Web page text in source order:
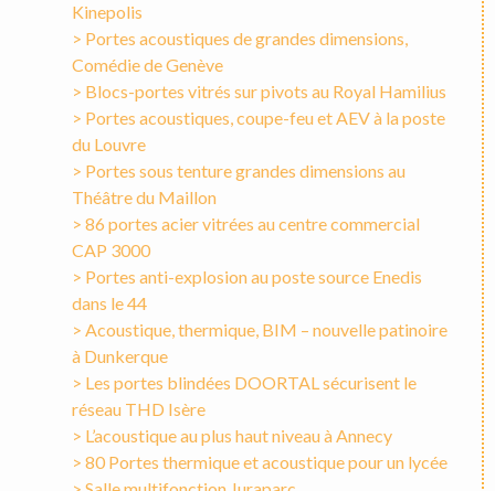
Kinepolis
> Portes acoustiques de grandes dimensions,
Comédie de Genève
> Blocs-portes vitrés sur pivots au Royal Hamilius
> Portes acoustiques, coupe-feu et AEV à la poste
du Louvre
> Portes sous tenture grandes dimensions au
Théâtre du Maillon
> 86 portes acier vitrées au centre commercial
CAP 3000
> Portes anti-explosion au poste source Enedis
dans le 44
> Acoustique, thermique, BIM – nouvelle patinoire
à Dunkerque
> Les portes blindées DOORTAL sécurisent le
réseau THD Isère
> L’acoustique au plus haut niveau à Annecy
> 80 Portes thermique et acoustique pour un lycée